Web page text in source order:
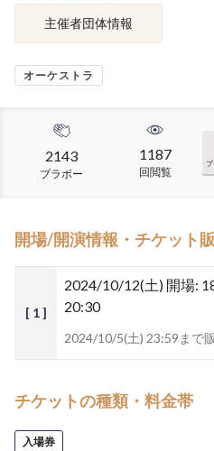
主催者団体情報
オーケストラ
2143
ブラボー
1187
回閲覧
開場/開演情報・チケット
[ 1 ]
2024/10/12(土) 開場:
20:30
2024/10/5(土) 23:59まで
チケットの種類・料金帯
入場券